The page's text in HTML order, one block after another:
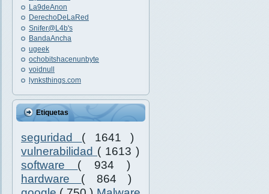
La9deAnon
DerechoDeLaRed
Snifer@L4b's
BandaAncha
ugeek
ochobitshacenunbyte
voidnull
lynksthings.com
Etiquetas
seguridad ( 1641 )
vulnerabilidad ( 1613 )
software ( 934 )
hardware ( 864 )